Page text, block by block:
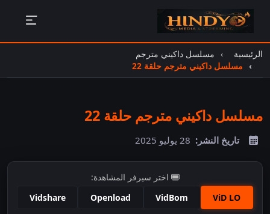
الرئيسية
مسلسل داكيني مترجم
مسلسل داكيني مترجم حلقة 22
مسلسل داكيني مترجم حلقة 22
تاريخ النشر: 28 يوليو 2025
اختر سيرفر المشاهدة:
ViD LO
VidBom
Openload
Vidshare